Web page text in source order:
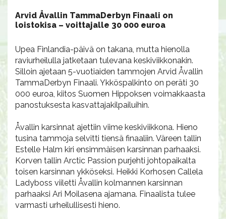
Arvid Åvallin TammaDerbyn Finaali on
loistokisa – voittajalle 30 000 euroa
Upea Finlandia-päivä on takana, mutta hienolla
raviurheilulla jatketaan tulevana keskiviikkonakin.
Silloin ajetaan 5-vuotiaiden tammojen Arvid Åvallin
TammaDerbyn Finaali. Ykköspalkinto on peräti 30
000 euroa, kiitos Suomen Hippoksen voimakkaasta
panostuksesta kasvattajakilpailuihin.
Åvallin karsinnat ajettiin viime keskiviikkona. Hieno
tusina tammoja selvitti tiensä finaaliin. Väreen tallin
Estelle Halm kiri ensimmäisen karsinnan parhaaksi.
Korven tallin Arctic Passion purjehti johtopaikalta
toisen karsinnan ykköseksi. Heikki Korhosen Callela
Ladyboss viiletti Åvallin kolmannen karsinnan
parhaaksi Ari Moilasena ajamana. Finaalista tulee
varmasti urheilullisesti hieno.